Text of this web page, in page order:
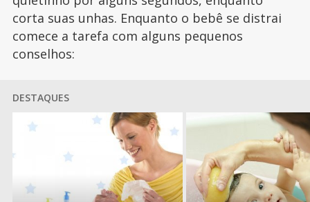
corta suas unhas. Enquanto o bebê se distrai
comece a tarefa com alguns pequenos
conselhos:
DESTAQUES